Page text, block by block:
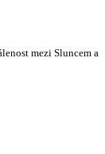
mezi Sluncem a